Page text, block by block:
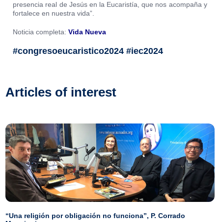
presencia real de Jesús en la Eucaristía, que nos acompaña y
fortalece en nuestra vida”.
Noticia completa:Vida Nueva
#congresoeucaristico2024 #iec2024
Articles of interest
“Una religión por obligación no funciona”, P. Corrado